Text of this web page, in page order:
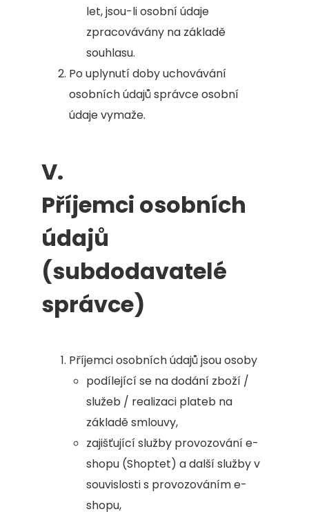
let, jsou-li osobní údaje
zpracovávány na základě
souhlasu.
Po uplynutí doby uchovávání
osobních údajů správce osobní
údaje vymaže.
V.
Příjemci osobních
údajů
(subdodavatelé
správce)
Příjemci osobních údajů jsou osoby
podílející se na dodání zboží /
služeb / realizaci plateb na
základě smlouvy,
zajišťující služby provozování e-
shopu (Shoptet) a další služby v
souvislosti s provozováním e-
shopu,